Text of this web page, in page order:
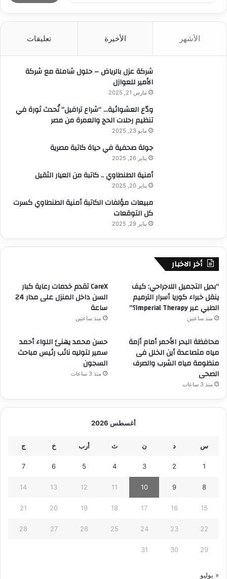
الأشهر الأخيرة تعليقات
شركة عزل بالرياض – حلول شاملة مع شركة
الأمير للعوازل
مارس 21, 2025
ودّع العشوائية… “شراع ترافيل” تُحدث ثورة في
تنظيم رحلات الحج والعمرة من مصر
مايو 23, 2025
جولة صحفية في حياة كاتبة مصرية
يناير 26, 2025
أمنية الطنطاوي .. كاتبة من العيار الثقيل
يناير 20, 2025
مبيعات مؤلفات الكاتبة أمنية الطنطاوي كسرت
كل التوقعات
يناير 29, 2025
أخر الاخبار
“بديل التجميل اللاجراحي: كيف
ينقل خبراء كوريا أسرار الترميم
الطبي عبر Imperial Therapy؟”
منذ ساعتين
CareX تقدم خدمات رعاية كبار
السن داخل المنزل على مدار 24
ساعة
منذ ساعتين
محافظة البحر الأحمر أمام أزمة
مياه متصاعدة أين الخلل فى
منظومة مياه الشرب والصرف
الصحى
منذ 3 ساعات
حسن محمد يهنئ اللواء أحمد
سمير لتوليه نائب رئيس مباحث
السجون
منذ 3 ساعات
أغسطس 2026
س د ن ث أرب خ ج
1
2
3
4
5
6
7
8
9
10
11
12
13
14
15
16
17
18
19
20
21
22
23
24
25
26
27
28
29
30
31
« يوليو